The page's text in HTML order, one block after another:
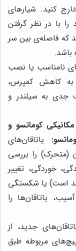
کنید. شیارهای
با در نظر گرفتن
فاصله‌ی بین سر
نامناسب یا نصب
به کاهش کمپرس،
جدی به سیلندر و
کوماتسو و
یاتاقان‌های
(متحرک) را بررسی
خوردگی، تغییر
است) یا شکستگی
یاتاقان‌ها را
جدید، از
مربوطه طبق